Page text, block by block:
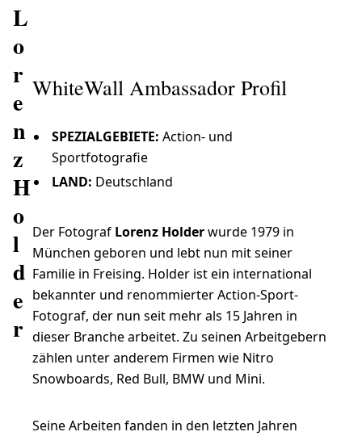
L
o
r
e
n
z
H
o
l
d
e
r
WhiteWall Ambassador Profil
SPEZIALGEBIETE: Action- und
Sportfotografie
LAND: Deutschland
Der Fotograf Lorenz Holderwurde 1979 in
München geboren und lebt nun mit seiner
Familie in Freising. Holder ist ein international
bekannter und renommierter Action-Sport-
Fotograf, der nun seit mehr als 15 Jahren in
dieser Branche arbeitet. Zu seinen Arbeitgebern
zählen unter anderem Firmen wie Nitro
Snowboards, Red Bull, BMW und Mini.
Seine Arbeiten fanden in den letzten Jahren